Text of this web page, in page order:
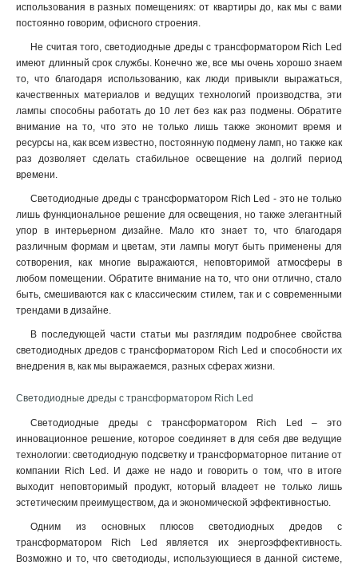
использования в разных помещениях: от квартиры до, как мы с вами
постоянно говорим, офисного строения.
Не считая того, светодиодные дреды с трансформатором Rich Led
имеют длинный срок службы. Конечно же, все мы очень хорошо знаем
то, что благодаря использованию, как люди привыкли выражаться,
качественных материалов и ведущих технологий производства, эти
лампы способны работать до 10 лет без как раз подмены. Обратите
внимание на то, что это не только лишь также экономит время и
ресурсы на, как всем известно, постоянную подмену ламп, но также как
раз дозволяет сделать стабильное освещение на долгий период
времени.
Светодиодные дреды с трансформатором Rich Led - это не только
лишь функциональное решение для освещения, но также элегантный
упор в интерьерном дизайне. Мало кто знает то, что благодаря
различным формам и цветам, эти лампы могут быть применены для
сотворения, как многие выражаются, неповторимой атмосферы в
любом помещении. Обратите внимание на то, что они отлично, стало
быть, смешиваются как с классическим стилем, так и с современными
трендами в дизайне.
В последующей части статьи мы разглядим подробнее свойства
светодиодных дредов с трансформатором Rich Led и способности их
внедрения в, как мы выражаемся, разных сферах жизни.
Светодиодные дреды с трансформатором Rich Led
Светодиодные дреды с трансформатором Rich Led – это
инновационное решение, которое соединяет в для себя две ведущие
технологии: светодиодную подсветку и трансформаторное питание от
компании Rich Led. И даже не надо и говорить о том, что в итоге
выходит неповторимый продукт, который владеет не только лишь
эстетическим преимуществом, да и экономической эффективностью.
Одним из основных плюсов светодиодных дредов с
трансформатором Rich Led является их энергоэффективность.
Возможно и то, что светодиоды, использующиеся в данной системе,